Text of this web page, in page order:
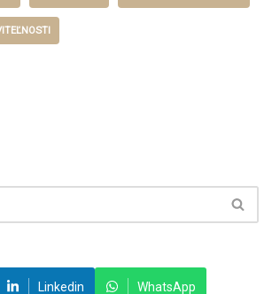
Linkedin WhatsApp